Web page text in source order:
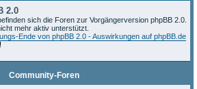
2.0
sich die Foren zur Vorgängerversion phpBB 2.0.
mehr aktiv unterstützt.
Ende von phpBB 2.0 - Auswirkungen auf phpBB.de
Community-Foren